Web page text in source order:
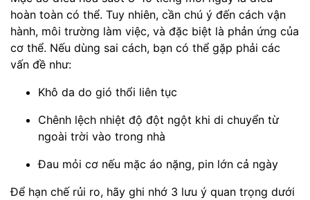
hoàn toàn có thể. Tuy nhiên, cần chú ý đến cách vận
hành, môi trường làm việc, và đặc biệt là phản ứng của
cơ thể. Nếu dùng sai cách, bạn có thể gặp phải các
vấn đề như:
Khô da do gió thổi liên tục
Chênh lệch nhiệt độ đột ngột khi di chuyển từ
ngoài trời vào trong nhà
Đau mỏi cơ nếu mặc áo nặng, pin lớn cả ngày
Để hạn chế rủi ro, hãy ghi nhớ 3 lưu ý quan trọng dưới